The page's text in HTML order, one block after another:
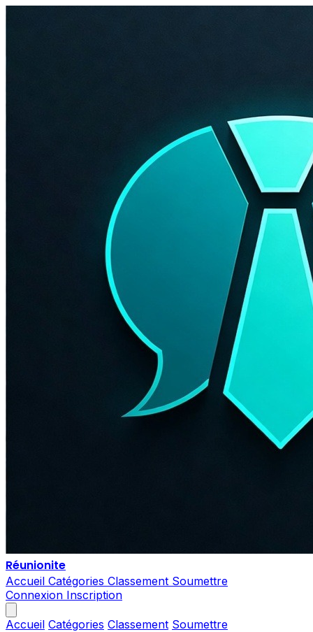
Réunionite
Accueil Catégories Classement Soumettre
Connexion Inscription
Accueil Catégories Classement Soumettre